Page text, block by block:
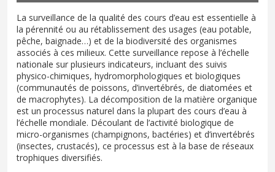
La surveillance de la qualité des cours d’eau est essentielle à
la pérennité ou au rétablissement des usages (eau potable,
pêche, baignade…) et de la biodiversité des organismes
associés à ces milieux. Cette surveillance repose à l’échelle
nationale sur plusieurs indicateurs, incluant des suivis
physico-chimiques, hydromorphologiques et biologiques
(communautés de poissons, d’invertébrés, de diatomées et
de macrophytes). La décomposition de la matière organique
est un processus naturel dans la plupart des cours d’eau à
l’échelle mondiale. Découlant de l’activité biologique de
micro-organismes (champignons, bactéries) et d’invertébrés
(insectes, crustacés), ce processus est à la base de réseaux
trophiques diversifiés.